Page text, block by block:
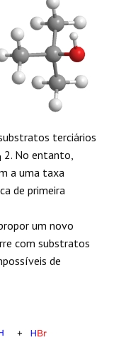
terciários
2. No entanto,
a uma taxa
de primeira
um novo
com substratos
de